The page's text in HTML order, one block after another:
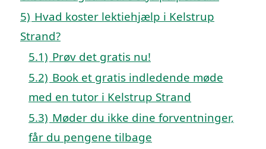
5) Hvad koster lektiehjælp i Kelstrup
Strand?
5.1) Prøv det gratis nu!
5.2) Book et gratis indledende møde
med en tutor i Kelstrup Strand
5.3) Møder du ikke dine forventninger,
får du pengene tilbage